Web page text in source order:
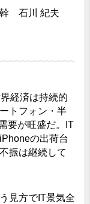
幹 石川 紀夫
経済は持続的
トフォン・半
要が旺盛だ。IT
の出荷台
振は継続して
見方でIT景気全